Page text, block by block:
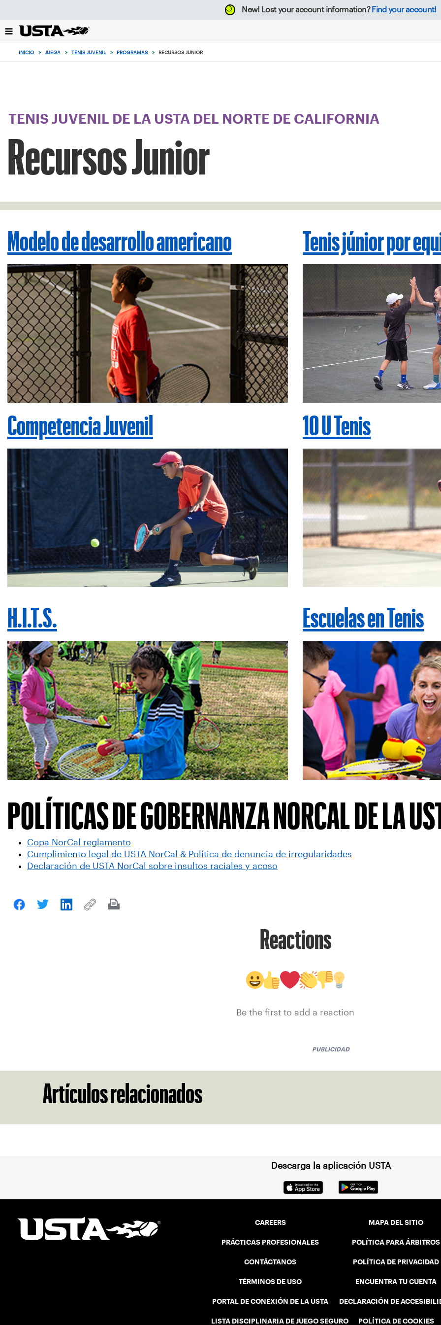
el
botón
New! Lost your account information? Find your account!
INICIO > JUEGA > TENIS JUVENIL > PROGRAMAS > RECURSOS JUNIOR
TENIS JUVENIL DE LA USTA DEL NORTE DE CALIFORNIA
Recursos Junior
Modelo de desarrollo americano Tenis júnior por
Competencia Juvenil 10 U Tenis
H.I.T.S. Escuelas en Tenis
POLÍTICAS DE GOBERNANZA NORCAL DE LA
Copa NorCal reglamento
Cumplimiento legal de USTA NorCal & Política de denuncia de irregularidades
Declaración de USTA NorCal sobre insultos raciales y acoso
Reactions
Be the first to add a reaction
PUBLICIDAD
Artículos relacionados
Descarga la aplicación USTA
CAREERS
PRÁCTICAS PROFESIONALES
CONTÁCTANOS
TÉRMINOS DE USO
PORTAL DE CONEXIÓN DE LA USTA
LISTA DISCIPLINARIA DE JUEGO SEGURO
MAPA DEL SITIO
POLÍTICA PARA ÁRBITROS
POLÍTICA DE PRIVACIDAD
ENCUENTRA TU CUENTA
DECLARACIÓN DE
POLÍTICA DE COOKIES